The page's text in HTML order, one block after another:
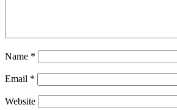
Name *
Email *
Website